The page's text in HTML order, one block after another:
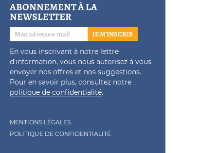
ABONNEMENT À LA
NEWSLETTER
JE M'INSCRIS
En vous inscrivant à notre lettre
d'information, vous nous autorisez à vous
envoyer nos offres et nos suggestions.
Pour en savoir plus, consultez notre
politique de confidentialité.
MENTIONS LÉGALES
POLITIQUE DE CONFIDENTIALITÉ